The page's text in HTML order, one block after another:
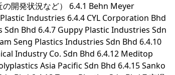
開発状況など） 6.4.1 Behn Meyer
Industries 6.4.4 CYL Corporation Bhd
Sdn Bhd 6.4.7 Guppy Plastic Industries Sdn
Seng Plastics Industries Sdn Bhd 6.4.10
Industry Co. Sdn Bhd 6.4.12 Meditop
Asia Pacific Sdn Bhd 6.4.15 Sanko